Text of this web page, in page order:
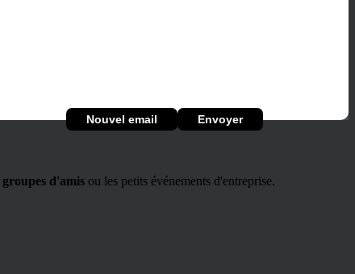
groupes d'amis ou les petits événements d'entreprise.